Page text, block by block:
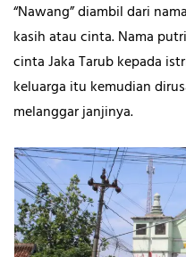
“Nawang” diambil dari
kasih atau cinta. Nama
cinta Jaka Tarub kepada
keluarga itu kemudian
melanggar janjinya.